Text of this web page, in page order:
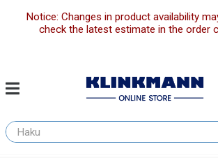
Notice: Changes in product availability
check the latest estimate in the order